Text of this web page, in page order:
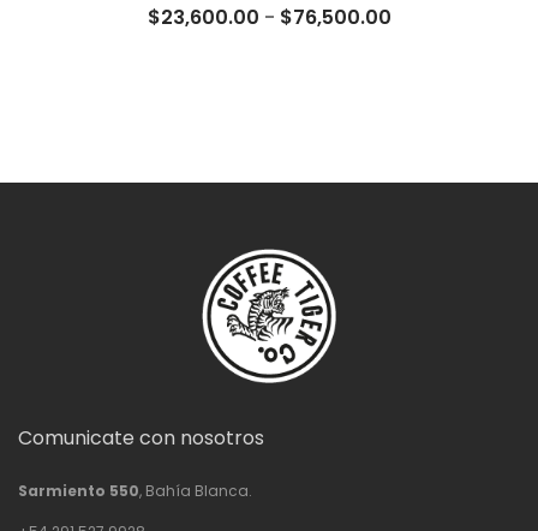
$23,600.00 - $76,500.00Rango
Comunicate con nosotros
Sarmiento 550, Bahía Blanca.